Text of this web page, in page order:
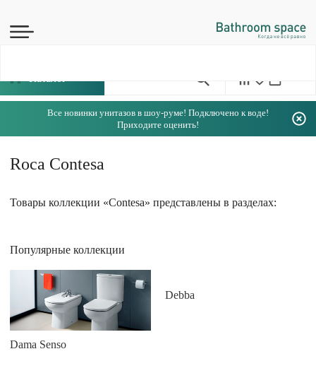
Все новинки унитазов в шоу-руме! Подключено к воде!
Приходите оценить!
Roca Contesa
Товары коллекции «Contesa» представлены в разделах:
Популярные коллекции
Dama Senso
Debba